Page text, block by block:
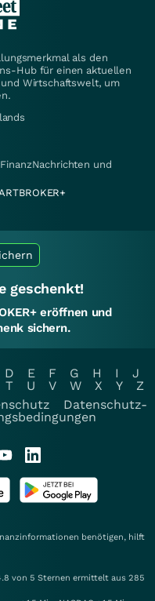
als den
Hub für einen aktuellen
Wirtschaftswelt, um
und
geschenkt!
eröffnen und
sichern.
D E F G H I
J
T U V W X Y
Z
Datenschutz-
benötigen, hilft
von 5 Sternen ermittelt aus 285